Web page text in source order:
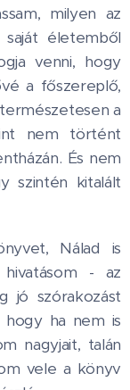
milyen az
életemből
venni, hogy
a főszereplő,
a
nem történt
És nem
szintén kitalált
Nálad is
- az
jó szórakozást
hogy ha nem is
nagyjait, talán
vele a könyv